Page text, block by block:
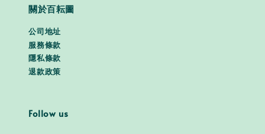
關於百耘圖
公司地址
服務條款
隱私條款
退款政策
Follow us